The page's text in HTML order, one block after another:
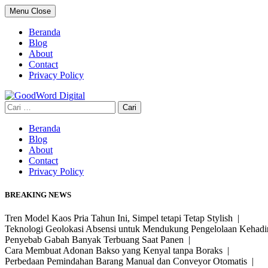
Skip
to
content
Menu Close
Beranda
Blog
About
Contact
Privacy Policy
Cari
untuk:
Beranda
Blog
About
Contact
Privacy Policy
BREAKING NEWS
Tren Model Kaos Pria Tahun Ini, Simpel tetapi Tetap Stylish |
Teknologi Geolokasi Absensi untuk Mendukung Pengelolaan
Penyebab Gabah Banyak Terbuang Saat Panen |
Cara Membuat Adonan Bakso yang Kenyal tanpa Boraks |
Perbedaan Pemindahan Barang Manual dan Conveyor Otomatis |